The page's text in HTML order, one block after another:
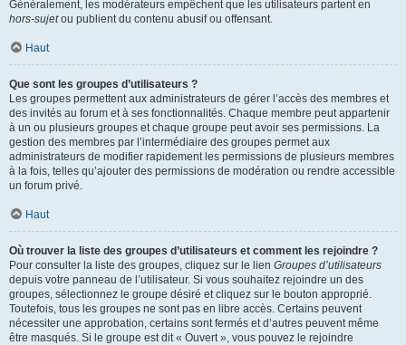
Généralement, les modérateurs empêchent que les utilisateurs partent en
hors-sujetou publient du contenu abusif ou offensant.
Haut
Que sont les groupes d’utilisateurs ?
Les groupes permettent aux administrateurs de gérer l’accès des membres et
des invités au forum et à ses fonctionnalités. Chaque membre peut appartenir
à un ou plusieurs groupes et chaque groupe peut avoir ses permissions. La
gestion des membres par l’intermédiaire des groupes permet aux
administrateurs de modifier rapidement les permissions de plusieurs membres
à la fois, telles qu’ajouter des permissions de modération ou rendre accessible
un forum privé.
Haut
Où trouver la liste des groupes d’utilisateurs et comment les rejoindre ?
Pour consulter la liste des groupes, cliquez sur le lien Groupes d’utilisateurs
depuis votre panneau de l’utilisateur. Si vous souhaitez rejoindre un des
groupes, sélectionnez le groupe désiré et cliquez sur le bouton approprié.
Toutefois, tous les groupes ne sont pas en libre accès. Certains peuvent
nécessiter une approbation, certains sont fermés et d’autres peuvent même
être masqués. Si le groupe est dit « Ouvert », vous pouvez le rejoindre